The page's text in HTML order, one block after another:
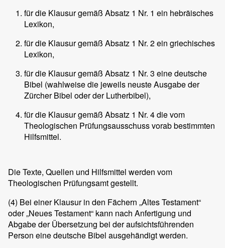
für die Klausur gemäß Absatz 1 Nr. 1 ein hebräisches
Lexikon,
für die Klausur gemäß Absatz 1 Nr. 2 ein griechisches
Lexikon,
für die Klausur gemäß Absatz 1 Nr. 3 eine deutsche
Bibel (wahlweise die jeweils neuste Ausgabe der
Zürcher Bibel oder der Lutherbibel),
für die Klausur gemäß Absatz 1 Nr. 4 die vom
Theologischen Prüfungsausschuss vorab bestimmten
Hilfsmittel.
Die Texte, Quellen und Hilfsmittel werden vom
Theologischen Prüfungsamt gestellt.
(4) Bei einer Klausur in den Fächern „Altes Testament“
oder „Neues Testament“ kann nach Anfertigung und
Abgabe der Übersetzung bei der aufsichtsführenden
Person eine deutsche Bibel ausgehändigt werden.